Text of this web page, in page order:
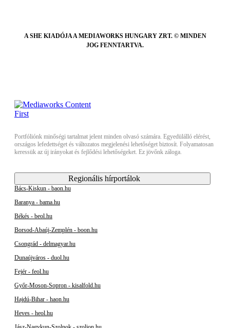
A SHE KIADÓJA A MEDIAWORKS HUNGARY ZRT. © MINDEN
JOG FENNTARTVA.
Portfóliónk minőségi tartalmat jelent minden olvasó számára. Egyedülálló elérést,
országos lefedettséget és változatos megjelenési lehetőséget biztosít. Folyamatosan
keressük az új irányokat és fejlődési lehetőségeket. Ez jövőnk záloga.
Regionális hírportálok
Bács-Kiskun - baon.hu
Baranya - bama.hu
Békés - beol.hu
Borsod-Abaúj-Zemplén - boon.hu
Csongrád - delmagyar.hu
Dunaújváros - duol.hu
Fejér - feol.hu
Győr-Moson-Sopron - kisalfold.hu
Hajdú-Bihar - haon.hu
Heves - heol.hu